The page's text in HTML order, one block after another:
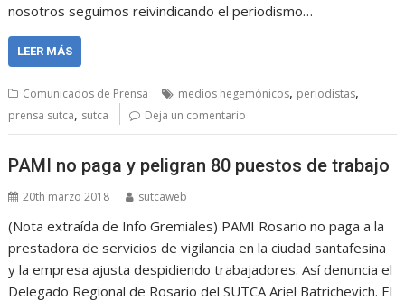
nosotros seguimos reivindicando el periodismo…
LEER MÁS
Comunicados de Prensa medios hegemónicos, periodistas,
prensa sutca, sutca Deja un comentario
PAMI no paga y peligran 80 puestos de trabajo
20th marzo 2018 sutcaweb
(Nota extraída de Info Gremiales) PAMI Rosario no paga a la
prestadora de servicios de vigilancia en la ciudad santafesina
y la empresa ajusta despidiendo trabajadores. Así denuncia el
Delegado Regional de Rosario del SUTCA Ariel Batrichevich. El